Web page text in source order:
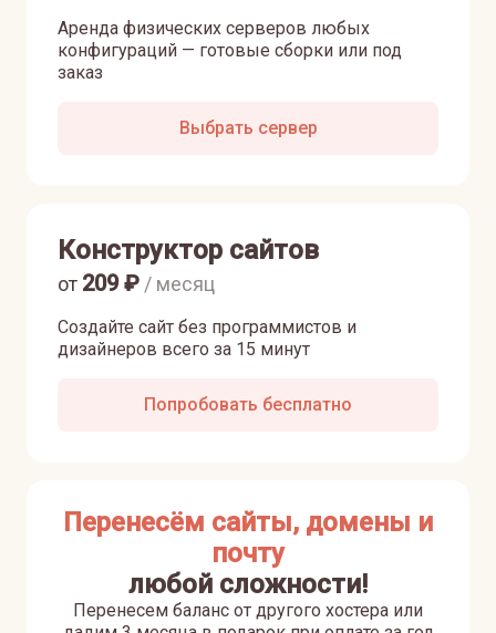
Аренда физических серверов любых
конфигураций — готовые сборки или под
заказ
Выбрать сервер
Конструктор сайтов
Создайте сайт без программистов и
дизайнеров всего за 15 минут
от 209₽ / месяц
Попробовать бесплатно
Перенесём сайты, домены и
почту
любой сложности!
Перенесем баланс от другого хостера или